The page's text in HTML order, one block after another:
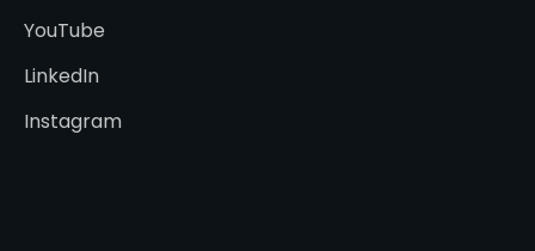
YouTube
LinkedIn
Instagram